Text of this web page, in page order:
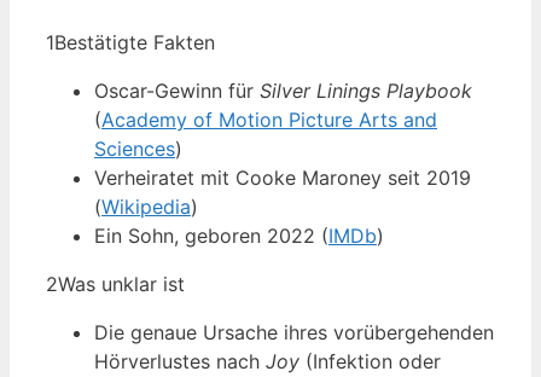
1Bestätigte Fakten
Oscar-Gewinn für Silver Linings Playbook
(Academy of Motion Picture Arts and
Sciences)
Verheiratet mit Cooke Maroney seit 2019
(Wikipedia)
Ein Sohn, geboren 2022 (IMDb)
2Was unklar ist
Die genaue Ursache ihres vorübergehenden
Hörverlustes nach Joy (Infektion oder